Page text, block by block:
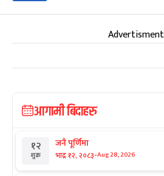
Advertisment
आगामी बिदाहरु
१२
शुक्र
जनै पूर्णिमा
भाद्र १२, २०८३-Aug 28, 2026